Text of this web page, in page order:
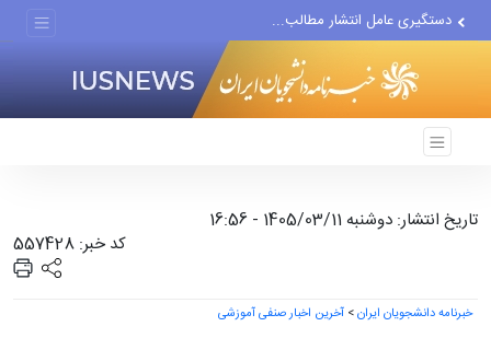
دستگیری عامل انتشار مطالب...
ضربه مغزی بیش از ۷۰۰ نظامی...
تاریخ انتشار: دوشنبه 1405/03/11 - 16:56
کد خبر: 557428
خبرنامه دانشجویان ایران> آخرین اخبار صنفی آموزشی